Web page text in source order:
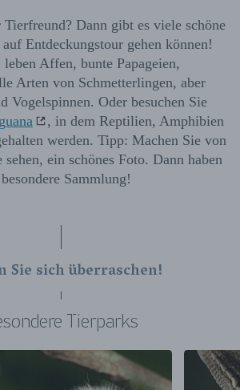
Tierfreund? Dann gibt es viele schöne
Entdeckungstour gehen können!
leben Affen, bunte Papageien,
Arten von Schmetterlingen, aber
Vogelspinnen. Oder besuchen Sie
, in dem Reptilien, Amphibien
werden. Tipp: Machen Sie von
sehen, ein schönes Foto. Dann haben
Sammlung!
Sie sich überraschen!
Tierparks